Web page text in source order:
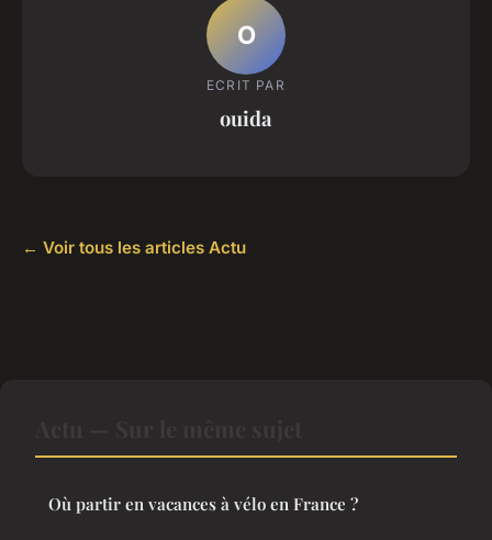
O
ECRIT PAR
ouida
← Voir tous les articles Actu
Où partir en vacances à vélo en France ?